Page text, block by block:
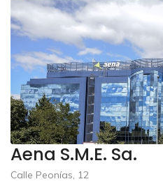
Aena S.m.e. Sa.
Calle Peonías, 12